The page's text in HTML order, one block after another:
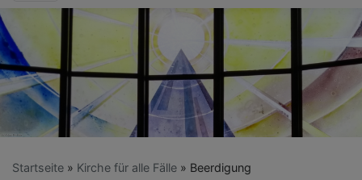
Startseite Kirche für alle Fälle Beerdigung